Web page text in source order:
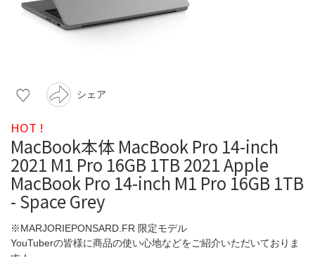
シェア
HOT !
MacBook本体 MacBook Pro 14-inch
2021 M1 Pro 16GB 1TB 2021 Apple
MacBook Pro 14-inch M1 Pro 16GB 1TB
- Space Grey
※MARJORIEPONSARD.FR 限定モデル
YouTuberの皆様に商品の使い心地などをご紹介いただいておりま